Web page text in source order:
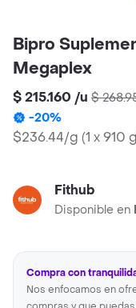
Bipro
Megaplex
$ 215.160 /u $
-20%
$236.44/g (1 x 910 g
Fithub
Disponible en
Compra con
Nos enfocamos en